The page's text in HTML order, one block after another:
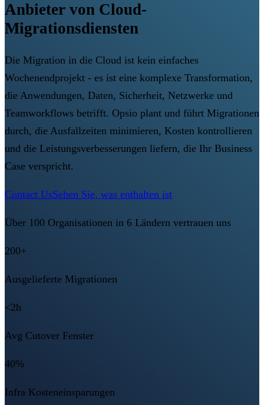
Anbieter von Cloud-
Migrationsdiensten
Die Migration in die Cloud ist kein einfaches
Wochenendprojekt - es ist eine komplexe Transformation,
die Anwendungen, Daten, Sicherheit, Netzwerke und
Teamworkflows betrifft. Opsio plant und führt Migrationen
durch, die Ausfallzeiten minimieren, Kosten kontrollieren
und die Leistungsverbesserungen liefern, die Ihr Business
Case verspricht.
Contact UsSehen Sie, was enthalten ist
Über 100 Organisationen in 6 Ländern vertrauen uns
200+
Ausgelieferte Migrationen
<2h
Avg Cutover Fenster
40%
Infra Kosteneinsparungen